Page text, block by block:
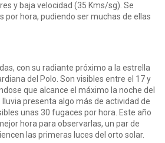
y baja velocidad (35 Kms/sg). Se
por hora, pudiendo ser muchas de ellas
con su radiante próximo a la estrella
del Polo. Son visibles entre el 17 y
que alcance el máximo la noche del
presenta algo más de actividad de
unas 30 fugaces por hora. Este año
hora para observarlas, un par de
las primeras luces del orto solar.